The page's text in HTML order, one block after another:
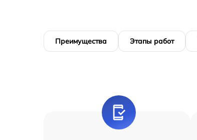
Преимущества Этапы работ